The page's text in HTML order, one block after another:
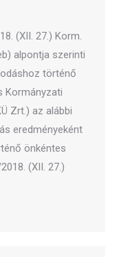
(XII. 27.) Korm.
alpontja szerinti
történő
Kormányzati
Zrt.) az alábbi
eredményeként
önkéntes
(XII. 27.)